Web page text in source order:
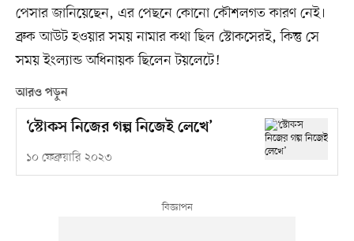
পেসার জানিয়েছেন, এর পেছনে কোনো কৌশলগত কারণ নেই।
ব্রুক আউট হওয়ার সময় নামার কথা ছিল স্টোকসেরই, কিন্তু সে
সময় ইংল্যান্ড অধিনায়ক ছিলেন টয়লেটে!
আরও পড়ুন
‘স্টোকস নিজের গল্প নিজেই লেখে’
১০ ফেব্রুয়ারি ২০২৩